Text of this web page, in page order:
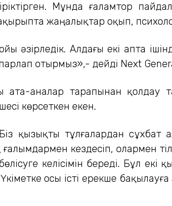
Мұнда ғаламтор
жаңалықтар оқып,
әзірледік. Алдағы екі апта
отырмыз»,- дейді Next
ата-аналар тарапынан
көрсеткен екен.
қызықты тұлғалардан сұхбат
кездесіп, олармен
келісімін береді. Бұл
осы істі ерекше